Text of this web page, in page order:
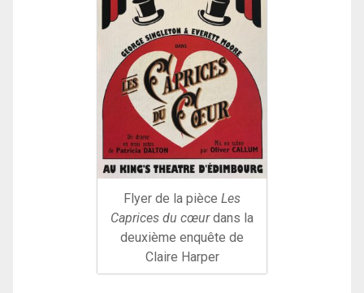
Flyer de la pièce Les
Caprices du cœurdans la
deuxième enquête de
Claire Harper